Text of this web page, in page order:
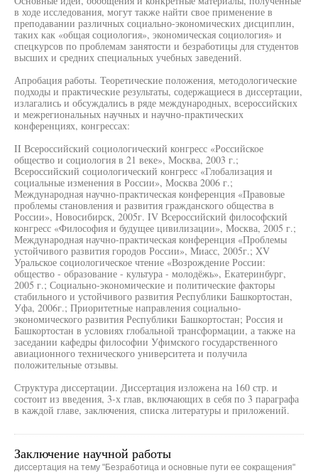
в ходе исследования, могут также найти свое применение в
преподавании различных социально-экономических дисциплин,
таких как «общая социология», экономическая социология» и
спецкурсов по проблемам занятости и безработицы для студентов
высших и средних специальных учебных заведений.
Апробация работы. Теоретические положения, методологические
подходы и практические результаты, содержащиеся в диссертации,
излагались и обсуждались в ряде международных, всероссийских
и межрегиональных научных и научно-практических
конференциях, конгрессах:
II Всероссийский социологический конгресс «Российское
общество и социология в 21 веке», Москва, 2003 г.;
Всероссийский социологический конгресс «Глобализация и
социальные изменения в России», Москва 2006 г.;
Международная научно-практическая конференция «Правовые
проблемы становления и развития гражданского общества в
России», Новосибирск, 2005г. IV Всероссийский философский
конгресс «Философия и будущее цивилизации», Москва, 2005 г.;
Международная научно-практическая конференция «Проблемы
устойчивого развития городов России», Миасс, 2005г.; XV
Уральское социологическое чтение «Возрождение России:
общество - образование - культура - молодёжь», Екатеринбург,
2005 г.; Социально-экономические и политические факторы
стабильного и устойчивого развития Республики Башкортостан,
Уфа, 2006г.; Приоритетные направления социально-
экономического развития Республики Башкортостан; Россия и
Башкортостан в условиях глобальной трансформации, а также на
заседании кафедры философии Уфимского государственного
авиационного технического университета и получила
положительные отзывы.
Структура диссертации. Диссертация изложена на 160 стр. и
состоит из введения, 3-х глав, включающих в себя по 3 параграфа
в каждой главе, заключения, списка литературы и приложений.
Заключение научной работы
диссертация на тему "Безработица и основные пути ее сокращения"